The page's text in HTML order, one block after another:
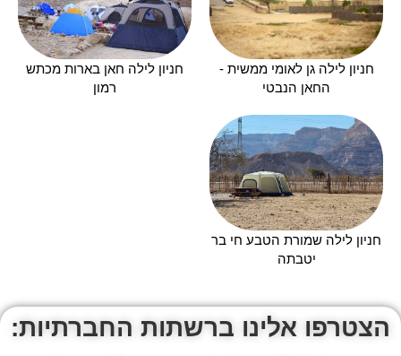
חניון לילה גן לאומי ממשית -
החאן הנבטי
חניון לילה חאן בארות מכתש
רמון
חניון לילה שמורת הטבע חי בר
יטבתה
הצטרפו אלינו ברשתות החברתיות: